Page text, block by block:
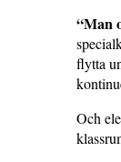
“Man
flytta
Och